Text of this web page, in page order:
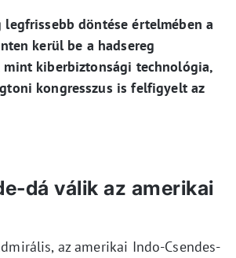
legfrissebb döntése értelmében a
kerül be a hadsereg
mint kiberbiztonsági technológia,
kongresszus is felfigyelt az
dá válik az amerikai
az amerikai Indo-Csendes-